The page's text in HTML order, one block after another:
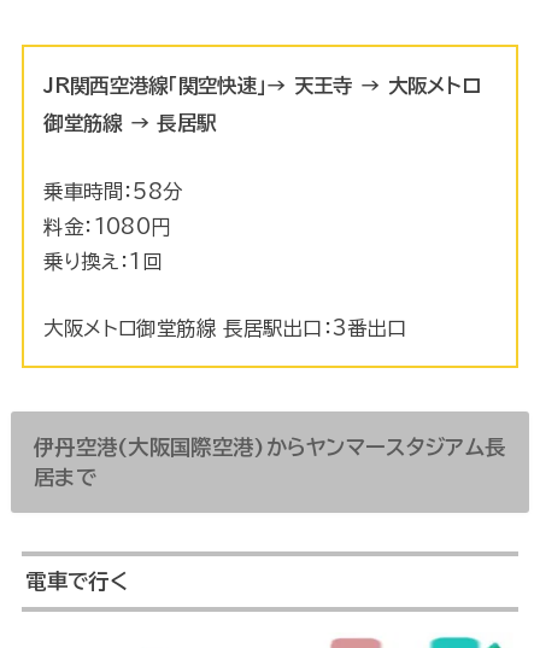
JR関西空港線「関空快速」→ 天王寺 → 大阪メトロ
御堂筋線 → 長居駅
乗車時間：58分
料金：1080円
乗り換え：1回
大阪メトロ御堂筋線 長居駅出口：3番出口
伊丹空港(大阪国際空港)からヤンマースタジアム長
居まで
電車で行く